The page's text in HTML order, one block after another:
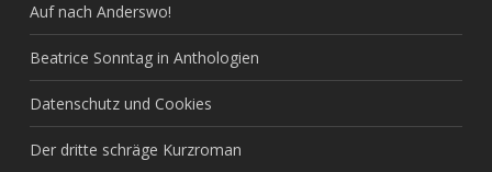
Auf nach Anderswo!
Beatrice Sonntag in Anthologien
Datenschutz und Cookies
Der dritte schräge Kurzroman